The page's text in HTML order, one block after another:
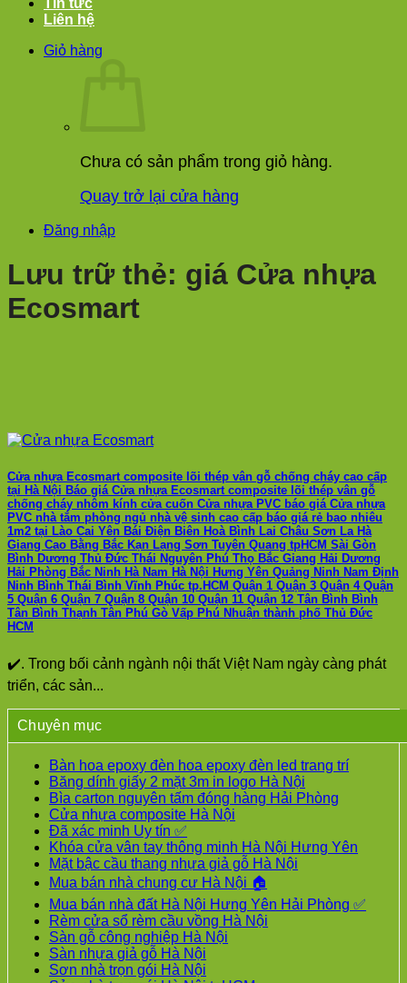
Tin tức
Liên hệ
Giỏ hàng
Chưa có sản phẩm trong giỏ hàng.
Quay trở lại cửa hàng
Đăng nhập
Lưu trữ thẻ: giá Cửa nhựa
Ecosmart
Cửa nhựa Ecosmart composite lõi thép vân gỗ chống cháy cao cấp
tại Hà Nội Báo giá Cửa nhựa Ecosmart composite lõi thép vân gỗ
chống cháy nhôm kính cửa cuốn Cửa nhựa PVC báo giá Cửa nhựa
PVC nhà tắm phòng ngủ nhà vệ sinh cao cấp báo giá rẻ bao nhiêu
1m2 tại Lào Cai Yên Bái Điện Biên Hoà Bình Lai Châu Sơn La Hà
Giang Cao Bằng Bắc Kạn Lạng Sơn Tuyên Quang tpHCM Sài Gòn
Bình Dương Thủ Đức Thái Nguyên Phú Thọ Bắc Giang Hải Dương
Hải Phòng Bắc Ninh Hà Nam Hà Nội Hưng Yên Quảng Ninh Nam Định
Ninh Bình Thái Bình Vĩnh Phúc tp.HCM Quận 1 Quận 3 Quận 4 Quận
5 Quận 6 Quận 7 Quận 8 Quận 10 Quận 11 Quận 12 Tân Bình Bình
Tân Bình Thạnh Tân Phú Gò Vấp Phú Nhuận thành phố Thủ Đức
HCM
✔️. Trong bối cảnh ngành nội thất Việt Nam ngày càng phát
triển, các sản...
Chuyên mục
Bàn hoa epoxy đèn hoa epoxy đèn led trang trí
Băng dính giấy 2 mặt 3m in logo Hà Nội
Bìa carton nguyên tấm đóng hàng Hải Phòng
Cửa nhựa composite Hà Nội
Đã xác minh Uy tín ✅
Khóa cửa vân tay thông minh Hà Nội Hưng Yên
Mặt bậc cầu thang nhựa giả gỗ Hà Nội
Mua bán nhà chung cư Hà Nội 🏠
Mua bán nhà đất Hà Nội Hưng Yên Hải Phòng ✅
Rèm cửa sổ rèm cầu vồng Hà Nội
Sàn gỗ công nghiệp Hà Nội
Sàn nhựa giả gỗ Hà Nội
Sơn nhà trọn gói Hà Nội